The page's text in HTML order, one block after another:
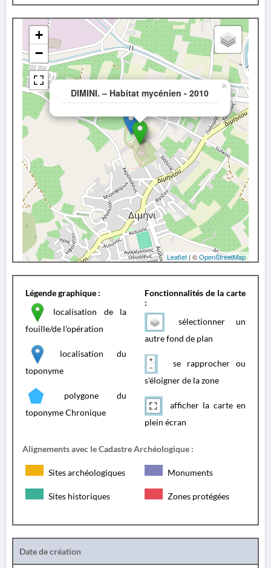
DIMINI. – Habitat mycénien - 2010
×
+
−
Leaflet | ©OpenStreetMap
Légende graphique :
localisation de la
fouille/de l'opération
localisation du
toponyme
polygone du
toponyme Chronique
Fonctionnalités de la carte
:
sélectionner un
autre fond de plan
se rapprocher ou
s'éloigner de la zone
afficher la carte en
plein écran
Alignements avec le Cadastre Archéologique :
Sites archéologiques Monuments
Sites historiques Zones protégées
Date de création